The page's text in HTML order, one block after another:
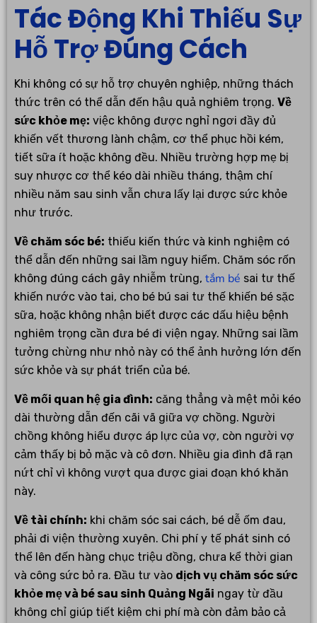
Tác Động Khi Thiếu Sự
Hỗ Trợ Đúng Cách
Khi không có sự hỗ trợ chuyên nghiệp, những thách
thức trên có thể dẫn đến hậu quả nghiêm trọng. Về
sức khỏe mẹ: việc không được nghỉ ngơi đầy đủ
khiến vết thương lành chậm, cơ thể phục hồi kém,
tiết sữa ít hoặc không đều. Nhiều trường hợp mẹ bị
suy nhược cơ thể kéo dài nhiều tháng, thậm chí
nhiều năm sau sinh vẫn chưa lấy lại được sức khỏe
như trước.
Về chăm sóc bé: thiếu kiến thức và kinh nghiệm có
thể dẫn đến những sai lầm nguy hiểm. Chăm sóc rốn
không đúng cách gây nhiễm trùng, tắm bé sai tư thế
khiến nước vào tai, cho bé bú sai tư thế khiến bé sặc
sữa, hoặc không nhận biết được các dấu hiệu bệnh
nghiêm trọng cần đưa bé đi viện ngay. Những sai lầm
tưởng chừng như nhỏ này có thể ảnh hưởng lớn đến
sức khỏe và sự phát triển của bé.
Về mối quan hệ gia đình: căng thẳng và mệt mỏi kéo
dài thường dẫn đến cãi vã giữa vợ chồng. Người
chồng không hiểu được áp lực của vợ, còn người vợ
cảm thấy bị bỏ mặc và cô đơn. Nhiều gia đình đã rạn
nứt chỉ vì không vượt qua được giai đoạn khó khăn
này.
Về tài chính: khi chăm sóc sai cách, bé dễ ốm đau,
phải đi viện thường xuyên. Chi phí y tế phát sinh có
thể lên đến hàng chục triệu đồng, chưa kể thời gian
và công sức bỏ ra. Đầu tư vào dịch vụ chăm sóc sức
khỏe mẹ và bé sau sinh Quảng Ngãi ngay từ đầu
không chỉ giúp tiết kiệm chi phí mà còn đảm bảo cả